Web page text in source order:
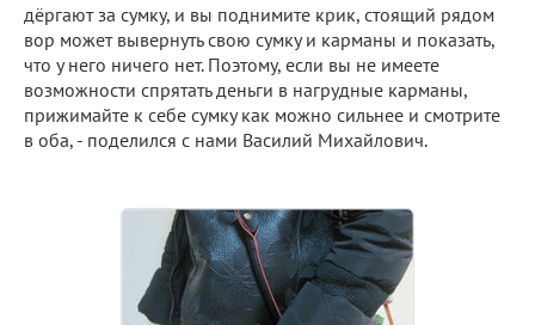
дёргают за сумку, и вы поднимите крик, стоящий рядом
вор может вывернуть свою сумку и карманы и показать,
что у него ничего нет. Поэтому, если вы не имеете
возможности спрятать деньги в нагрудные карманы,
прижимайте к себе сумку как можно сильнее и смотрите
в оба, - поделился с нами Василий Михайлович.